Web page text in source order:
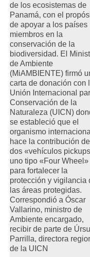
de los ecosistemas de
Panamá, con el
de apoyar a los países
miembros en la
conservación de la
biodiversidad. El
de Ambiente
(MiAMBIENTE) firmó
carta de donación con
Unión Internacional
Conservación de la
Naturaleza (UICN)
se estableció que el
organismo internacional
hace la contribución de
dos «vehículos
uno tipo «Four Wheel»
para fortalecer la
protección y vigilancia
las áreas protegidas.
Correspondió a Óscar
Vallarino, ministro de
Ambiente encargado,
recibir de parte de
Parrilla, directora
de la UICN